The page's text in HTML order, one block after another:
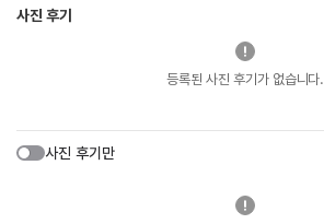
사진 후기
등록된 사진 후기가 없습니다.
사진 후기만